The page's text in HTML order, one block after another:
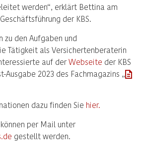
werden“, erklärt Bettina am
der KBS.
den Aufgaben und
Tätigkeit als Versichertenberaterin
auf der Webseite der KBS
Ausgabe 2023 des Fachmagazins „
dazu finden Sie hier.
per Mail unter
gestellt werden.